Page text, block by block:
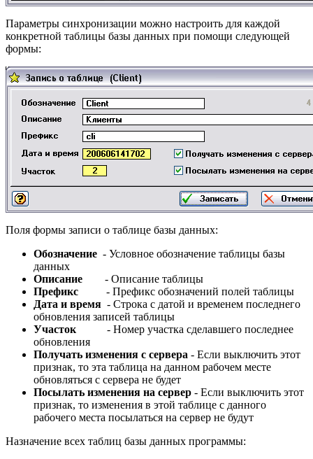
Параметры синхронизации можно настроить для каждой
конкретной таблицы базы данных при помощи следующей
формы:
Поля формы записи о таблице базы данных:
Обозначение - Условное обозначение таблицы базы
данных
Описание
- Описание таблицы
Префикс
- Префикс обозначений полей таблицы
Дата и время - Строка с датой и временем последнего
обновления записей таблицы
Участок- Номер участка сделавшего последнее
обновления
Получать изменения с сервера - Если выключить этот
признак, то эта таблица на данном рабочем месте
обновляться с сервера не будет
Посылать изменения на сервер - Если выключить этот
признак, то изменения в этой таблице с данного
рабочего места посылаться на сервер не будут
Назначение всех таблиц базы данных программы: